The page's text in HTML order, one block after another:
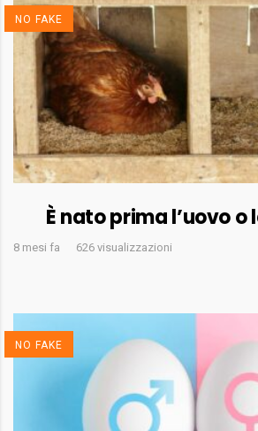
NO FAKE
È nato prima l’uovo o
8 mesi fa 626 visualizzazioni
NO FAKE